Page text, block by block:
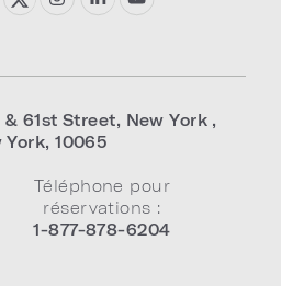
61st Street, New York ,
York,10065
Téléphone pour
réservations :
1-877-878-6204